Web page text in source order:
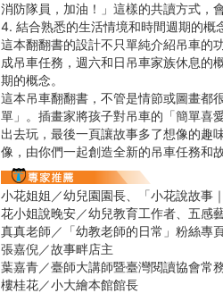
消防隊員，加油！」這樣的共讀方式，
4. 結合熟悉的生活情境和時間週期的概
這本翻翻書的設計不只單純介紹吊車的
成吊車任務，週六和日吊車家族休息的
期的概念。
這本吊車翻翻書，不管是情節或圖畫都
單」。插畫家將孩子對吊車的「簡單喜
出去玩，最後一頁讓故事多了想像的趣
像，由你們一起創造全新的吊車任務和
小花姐姐／幼兒園園長、「小花說故事
花小姐說晚安／幼兒教育工作者、五感
真真老師／「幼教老師的日常」粉絲專
張嘉倪／故事畔店主
葉嘉青／臺師大講師暨臺灣閱讀協會常
樓桂花／小大繪本館館長